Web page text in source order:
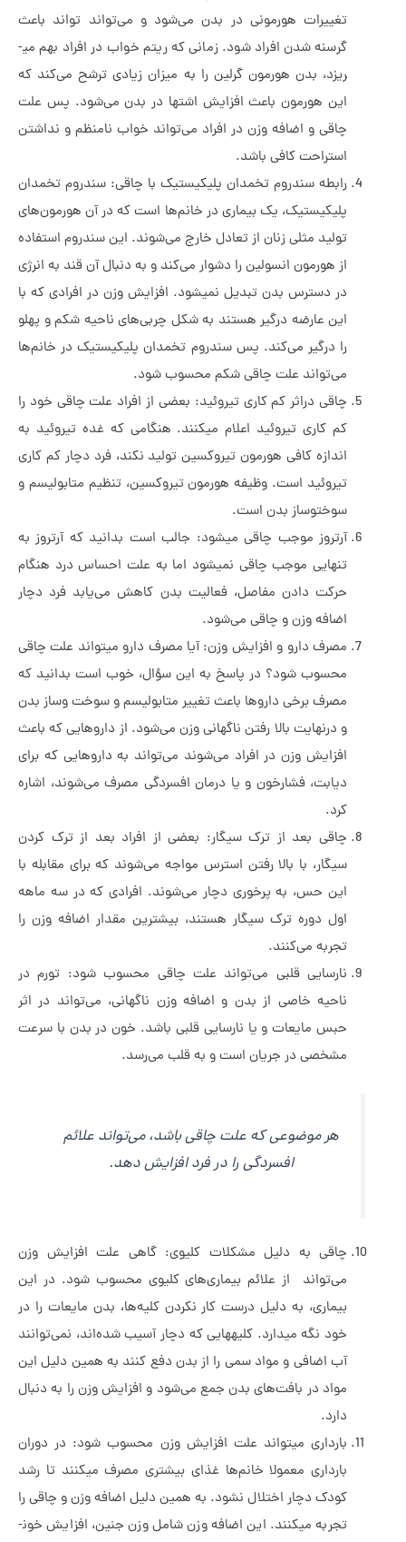
تغییرات هورمونی در بدن می‌شود و می‌تواند ­تواند باعث
گرسنه شدن افراد شود. زمانی که ریتم خواب در افراد بهم می­
ریزد، بدن هورمون گرلین را به میزان زیادی ترشح می‌کند که
این هورمون باعث افزایش اشتها در بدن می‌شود. پس علت
چاقی و اضافه وزن در افراد می‌تواند خواب نامنظم و نداشتن
استراحت کافی باشد.
رابطه سندروم تخمدان پلی­کیستیک با چاقی: سندروم تخمدان
پلی­کیستیک، یک بیماری در خانم‌ها است که در آن هورمون‌های
تولید مثلی زنان از تعادل خارج می‌شوند. این سندروم استفاده
از هورمون انسولین را دشوار می‌کند و به دنبال آن قند به انرژی
در دسترس بدن تبدیل نمی­شود. افزایش وزن در افرادی که با
این عارضه درگیر هستند به شکل چربی‌های ناحیه شکم و پهلو
را درگیر می‌کند. پس سندروم تخمدان پلی­کیستیک در خانم‌ها
می‌تواند ­علت چاقی شکم محسوب شود.
چاقی دراثر کم کاری تیروئید: بعضی از افراد علت چاقی خود را
کم کاری تیروئید اعلام می­کنند. هنگامی که غده تیروئید به
اندازه کافی هورمون تیروکسین تولید نکند، فرد دچار کم کاری
تیروئید است. وظیفه هورمون تیروکسین، تنظیم متابولیسم و
سوخت­وساز بدن است.
آرتروز موجب چاقی می­شود: جالب است بدانید که آرتروز به
تنهایی موجب چاقی نمی­شود اما به علت احساس درد هنگام
حرکت دادن مفاصل، فعالیت بدن کاهش می‌يابد فرد دچار
اضافه وزن و چاقی می‌شود.
مصرف دارو و افزایش وزن: آیا مصرف دارو می­تواند علت چاقی
محسوب شود؟ در پاسخ به این سؤال، خوب است بدانید که
مصرف برخی داروها باعث تغییر متابولیسم و سوخت ­وساز بدن
و درنهایت بالا رفتن ناگهانی وزن می‌شود. از داروهایی که باعث
افزایش وزن در افراد می‌شوند می‌تواند ­به داروهایی که برای
دیابت، فشارخون و یا درمان افسردگی مصرف می‌شوند، اشاره
چاقی بعد از ترک سیگار: بعضی از افراد بعد از ترک کردن
سیگار، با بالا رفتن استرس مواجه می‌شوند که برای مقابله با
این حس، به پرخوری دچار می‌شوند. افرادی که در سه ماهه
اول دوره ترک سیگار هستند، بیشترین مقدار اضافه وزن را
تجربه می‌کنند.
نارسایی قلبی می‌تواند علت چاقی محسوب شود: تورم در
ناحیه خاصی از بدن و اضافه وزن ناگهانی، می‌تواند ­در اثر
حبس مایعات و یا نارسایی قلبی باشد. خون در بدن با سرعت
مشخصی در جریان است و به قلب می‌رسد.
هر موضوعی که علت چاقی باشد، می‌تواند علائم
افسردگی را در فرد افزایش دهد.
چاقی به دلیل مشکلات کلیوی: گاهی علت افزایش وزن
می‌تواند از علائم بیماری‌های کلیوی محسوب شود. در این
بیماری، به دلیل درست کار نکردن کلیه‌ها، بدن مایعات را در
خود نگه می­دارد. کلیه­هایی که دچار آسیب شده‌اند، نمی‌توانند
آب اضافی و مواد سمی را از بدن دفع کنند به همین دلیل این
مواد در بافت‌های بدن جمع می‌شود و افزایش وزن را به دنبال
بارداری می­تواند علت افزایش وزن محسوب شود: در دوران
بارداری معمولا خانم‌ها غذای بیشتری مصرف می­کنند تا رشد
کودک دچار اختلال نشود. به همین دلیل اضافه وزن و چاقی را
تجربه می­کنند. این اضافه وزن شامل وزن جنین، افزایش خون­